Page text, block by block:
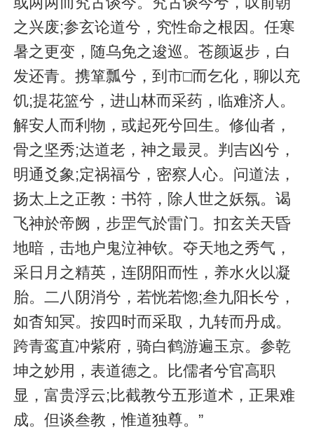
之兴废;参玄论道兮，究性命之根因。任寒
暑之更变，随乌免之逡巡。苍颜返步，白
发还青。携箪瓢兮，到市□而乞化，聊以充
饥;提花篮兮，进山林而采药，临难济人。
解安人而利物，或起死兮回生。修仙者，
骨之坚秀;达道老，神之最灵。判吉凶兮，
明通爻象;定祸福兮，密察人心。问道法，
扬太上之正教：书符，除人世之妖氛。谒
飞神於帝阙，步罡气於雷门。扣玄关天昏
地暗，击地户鬼泣神钦。夺天地之秀气，
采日月之精英，连阴阳而性，养水火以凝
胎。二八阴消兮，若恍若惚;叁九阳长兮，
如杳知冥。按四时而采取，九转而丹成。
跨青鸾直冲紫府，骑白鹤游遍玉京。参乾
坤之妙用，表道德之。比儒者兮官高职
显，富贵浮云;比截教兮五形道术，正果难
成。但谈叁教，惟道独尊。”